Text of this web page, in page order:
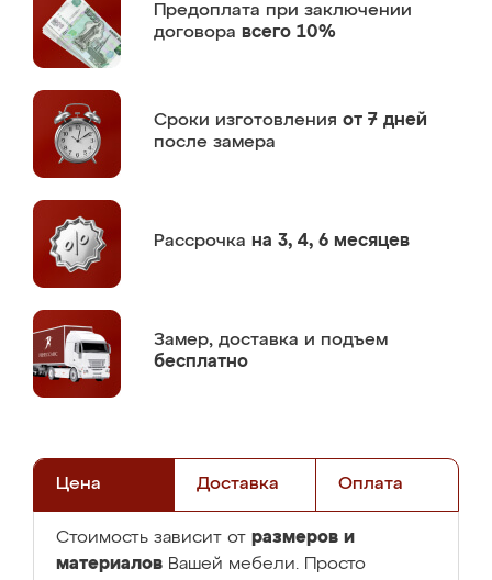
Предоплата при заключении
договора всего 10%
Сроки изготовления от 7 дней
после замера
Рассрочка на 3, 4, 6 месяцев
Замер, доставка и подъем
бесплатно
Цена Доставка Оплата
Стоимость зависит от размеров и
материалов Вашей мебели. Просто